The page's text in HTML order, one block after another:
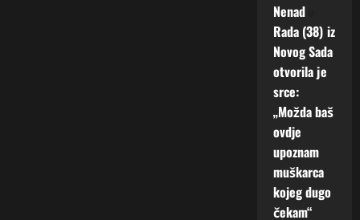
Nenad
Rada (38) iz
Novog Sada
otvorila je
srce:
„Možda baš
ovdje
upoznam
muškarca
kojeg dugo
čekam“